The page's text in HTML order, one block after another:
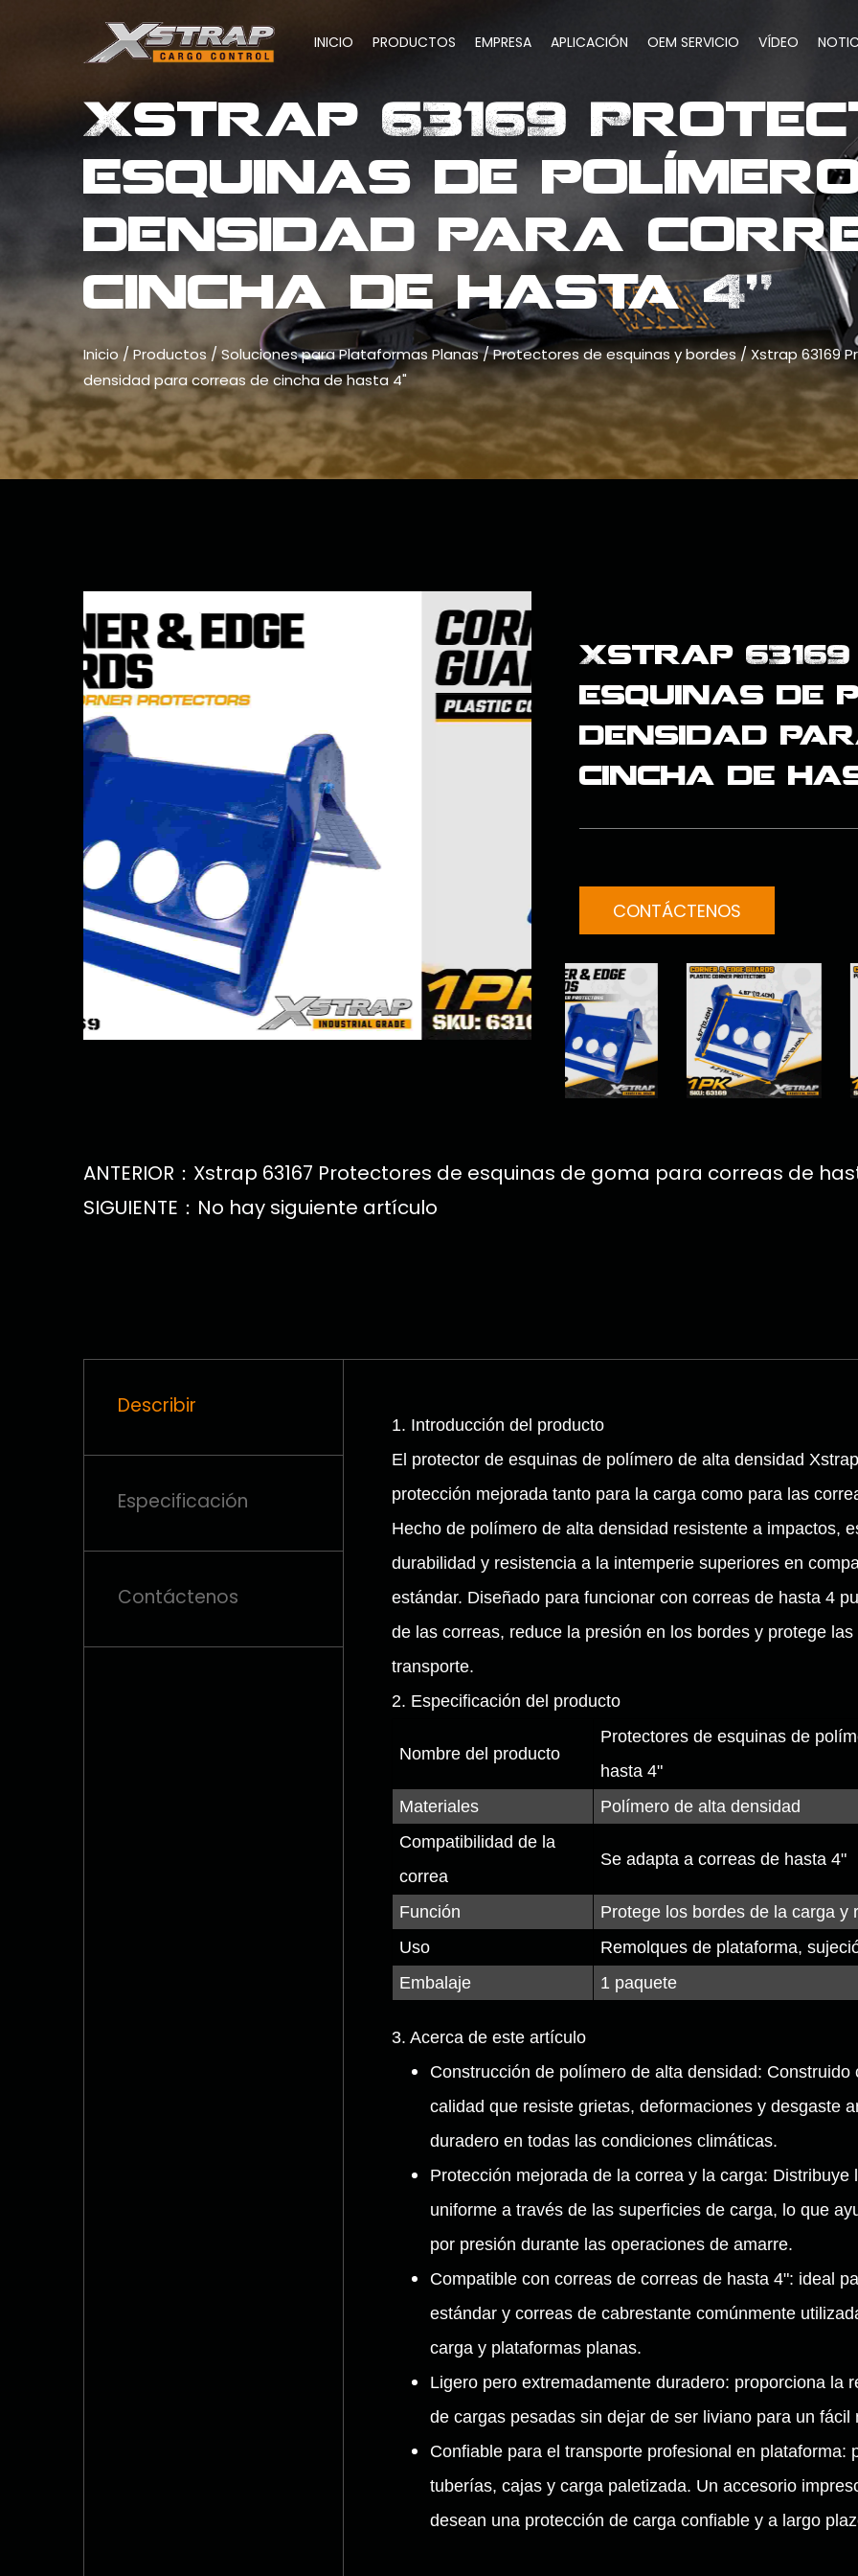
INICIO PRODUCTOS EMPRESA APLICACIÓN OEM SERVICIO VÍDEO
Xstrap 63169
esquinas de
densidad para
cincha de hasta 4"
Inicio /Productos/Soluciones para Plataformas Planas/Protectores de esquinas y bordes/Xstrap 63169
densidad para correas de cincha de hasta 4"
Xstrap
esquinas de
densidad
cincha de
CONTÁCTENOS
ANTERIOR：Xstrap 63167 Protectores de esquinas de goma para correas de
SIGUIENTE：No hay siguiente artículo
Describir
Especificación
Contáctenos
1. Introducción del producto
El protector de esquinas de polímero de alta densidad
protección mejorada tanto para la carga como para las
Hecho de polímero de alta densidad resistente a impactos,
durabilidad y resistencia a la intemperie superiores en
estándar. Diseñado para funcionar con correas de hasta 4
de las correas, reduce la presión en los bordes y protege
transporte.
2. Especificación del producto
Nombre del producto
Protectores de esquinas de
hasta 4"
Materiales
Polímero de alta densidad
Compatibilidad de la
correa
Se adapta a correas de hasta 4"
Función
Protege los bordes de la carga
Uso
Remolques de plataforma,
Embalaje
1 paquete
3. Acerca de este artículo
Construcción de polímero de alta densidad:
calidad que resiste grietas, deformaciones y desgaste
duradero en todas las condiciones climáticas.
Protección mejorada de la correa y la carga:
uniforme a través de las superficies de carga, lo que
por presión durante las operaciones de amarre.
Compatible con correas de correas de hasta 4": ideal
estándar y correas de cabrestante comúnmente
carga y plataformas planas.
Ligero pero extremadamente duradero: proporciona la
de cargas pesadas sin dejar de ser liviano para un
Confiable para el transporte profesional en plataforma:
tuberías, cajas y carga paletizada. Un accesorio
desean una protección de carga confiable y a largo